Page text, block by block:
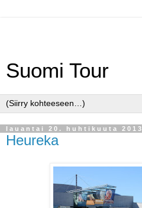
Suomi Tour
lauantai 20. huhtikuuta 2013
Heureka